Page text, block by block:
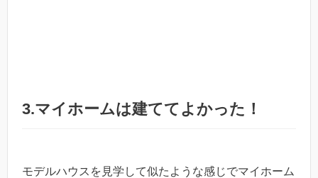
3.マイホームは建ててよかった！
モデルハウスを見学して似たような感じでマイホーム